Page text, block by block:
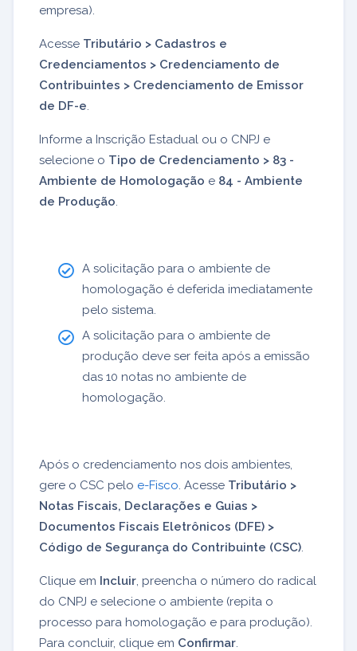
empresa).
Acesse Tributário > Cadastros e
Credenciamentos > Credenciamento de
Contribuintes > Credenciamento de Emissor
de DF-e
Informe a Inscrição Estadual ou o CNPJ e
selecione o Tipo de Credenciamento > 83 -
Ambiente de Homologação e 84 - Ambiente
de Produção
A solicitação para o ambiente de
homologação é deferida imediatamente
pelo sistema.
A solicitação para o ambiente de
produção deve ser feita após a emissão
das 10 notas no ambiente de
homologação.
Após o credenciamento nos dois ambientes,
gere o CSC pelo e-Fisco . Acesse Tributário >
Notas Fiscais, Declarações e Guias >
Documentos Fiscais Eletrônicos (DFE) >
Código de Segurança do Contribuinte (CSC)
Clique em Incluir , preencha o número do radical
do CNPJ e selecione o ambiente (repita o
processo para homologação e para produção).
Para concluir, clique em Confirmar